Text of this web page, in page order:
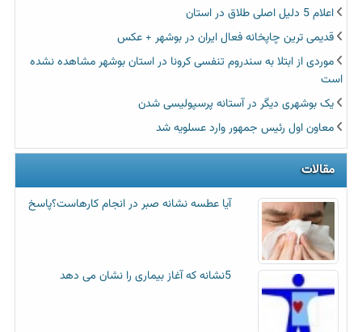
اعلام 5 دلیل اصلی طلاق در استان
قدیمی ترین چاپخانه فعال ایران در بوشهر + عکس
موردی از ابتلا به سندروم تنفسی کرونا در استان بوشهر مشاهده نشده
است
یک بوشهری دیگر در آستانه پرسپولیسی شدن
معاون اول رئیس جمهور وارد عسلویه شد
مقالات
آیا عطسه‌ نشانه صبر در انجام کارهاست؟پاسخ
5نشانه که آغاز بیماری را نشان می دهد